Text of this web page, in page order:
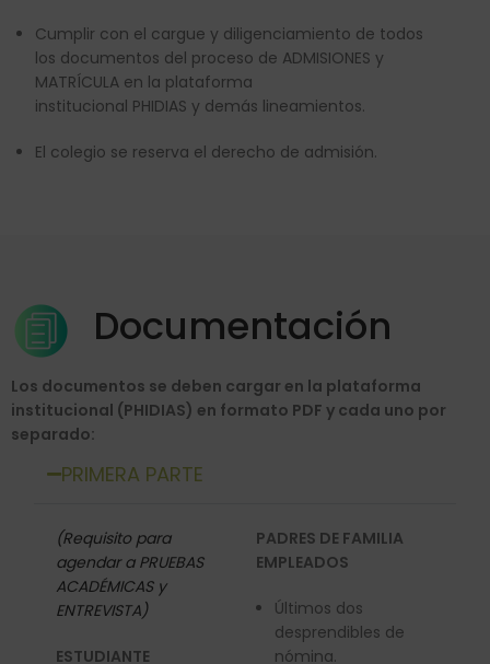
Cumplir con el cargue y diligenciamiento de todos
los documentos del proceso de ADMISIONES y
MATRÍCULA en la plataforma
institucional PHIDIAS y demás lineamientos.
El colegio se reserva el derecho de admisión.
Documentación
Los documentos se deben cargar en la plataforma
institucional (PHIDIAS) en formato PDF y cada uno por
separado:
PRIMERA PARTE
(Requisito para
agendar a PRUEBAS
ACADÉMICAS y
ENTREVISTA)
ESTUDIANTE
PADRES DE FAMILIA
EMPLEADOS
Últimos dos
desprendibles de
nómina.